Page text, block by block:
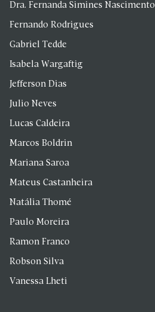
Dra. Fernanda Simines Nascimento
Fernando Rodrigues
Gabriel Tedde
Isabela Wargaftig
Jefferson Dias
Julio Neves
Lucas Caldeira
Marcos Boldrin
Mariana Saroa
Mateus Castanheira
Natália Thomé
Paulo Moreira
Ramon Franco
Robson Silva
Vanessa Lheti